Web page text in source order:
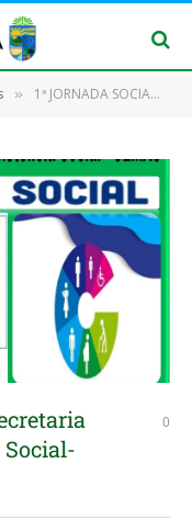
» 1ª JORNADA SOCIAL – Secretaria Municipal de Assistência Social-SEMAS
0